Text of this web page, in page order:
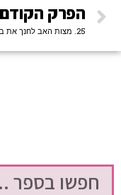
הפרק הקודם